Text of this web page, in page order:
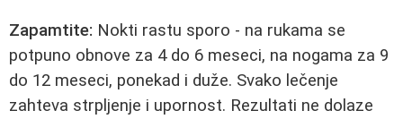
Zapamtite: Nokti rastu sporo - na rukama se
potpuno obnove za 4 do 6 meseci, na nogama za 9
do 12 meseci, ponekad i duže. Svako lečenje
zahteva strpljenje i upornost. Rezultati ne dolaze